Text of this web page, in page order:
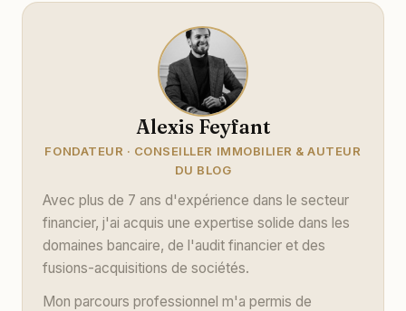
Alexis Feyfant
FONDATEUR · CONSEILLER IMMOBILIER & AUTEUR
DU BLOG
Avec plus de 7 ans d'expérience dans le secteur
financier, j'ai acquis une expertise solide dans les
domaines bancaire, de l'audit financier et des
fusions-acquisitions de sociétés.
Mon parcours professionnel m'a permis de